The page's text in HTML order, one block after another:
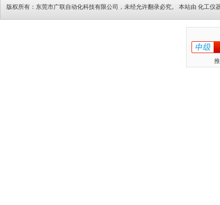
版权所有： 东莞市广联自动化科技有限公司 ，未经允许翻录必究。 本站由化工仪